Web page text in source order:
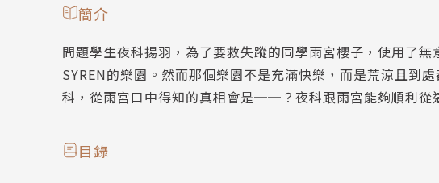
簡介
問題學生夜科揚羽，為了要救失蹤的同學雨宮櫻子，使用了
SYREN的樂園。然而那個樂園不是充滿快樂，而是荒涼且到
科，從雨宮口中得知的真相會是──？夜科跟雨宮能夠順利從
目錄